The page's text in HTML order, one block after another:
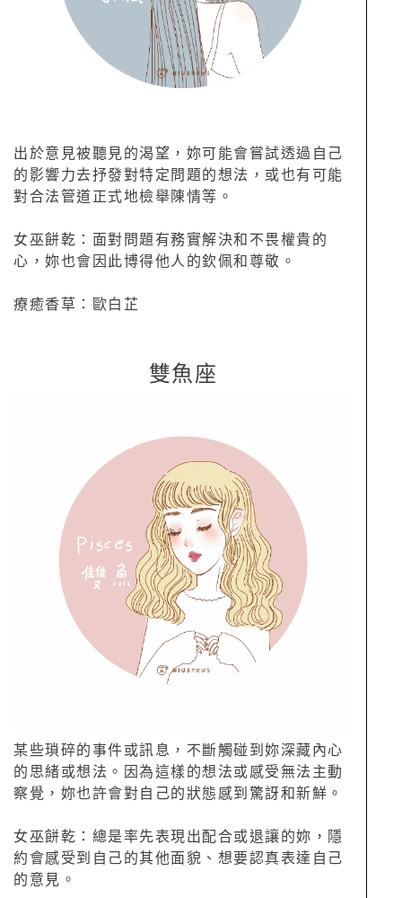
出於意見被聽見的渴望，妳可能會嘗試透過自己
的影響力去抒發對特定問題的想法，或也有可能
對合法管道正式地檢舉陳情等。
女巫餅乾：面對問題有務實解決和不畏權貴的
心，妳也會因此博得他人的欽佩和尊敬。
療癒香草：歐白芷
雙魚座
某些瑣碎的事件或訊息，不斷觸碰到妳深藏內心
的思緒或想法。因為這樣的想法或感受無法主動
察覺，妳也許會對自己的狀態感到驚訝和新鮮。
女巫餅乾：總是率先表現出配合或退讓的妳，隱
約會感受到自己的其他面貌、想要認真表達自己
的意見。